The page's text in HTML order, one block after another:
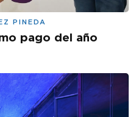
PINEDA
pago del año